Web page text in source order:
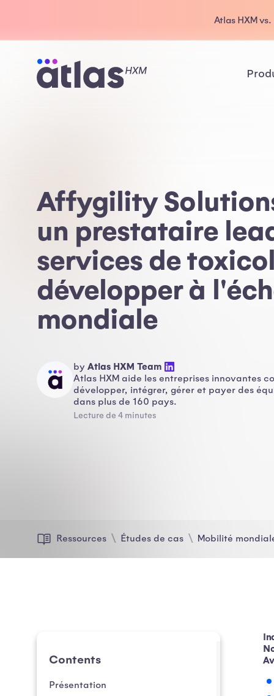
Atlas HXM
Affygility
un prestataire
services de
développer à
mondiale
by Atlas HXM Team
Atlas HXM aide les entreprises innovantes
développer, intégrer, gérer et payer des
dans plus de 160 pays.
Lecture de 4 minutes
Ressources Études de cas Mobilité
Contents
Présentation